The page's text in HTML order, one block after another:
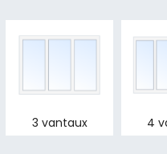
3 vantaux 4